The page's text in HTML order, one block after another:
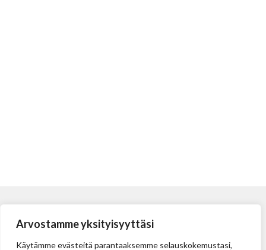
Arvostamme yksityisyyttäsi
Käytämme evästeitä parantaaksemme selauskokemustasi,